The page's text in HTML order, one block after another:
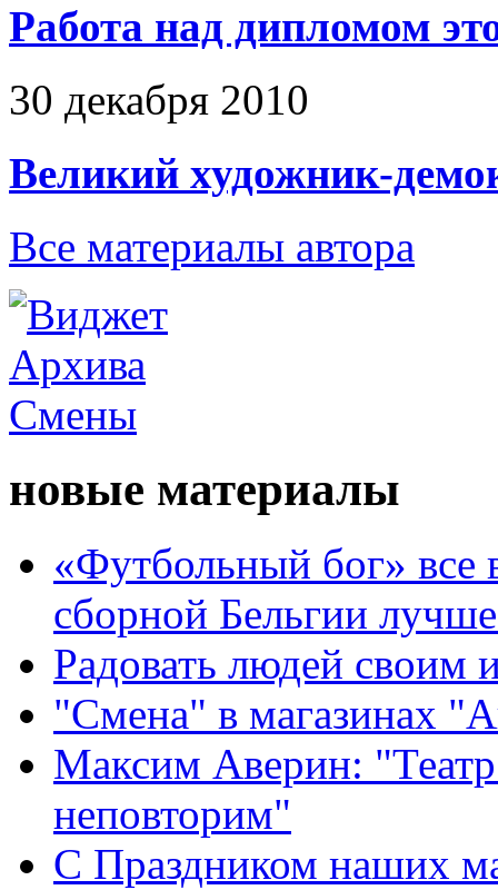
Работа над дипломом
30 декабря 2010
Великий художник-
Все материалы автора
новые материалы
«Футбольный бог» все
сборной Бельгии
Радовать людей своим
"Смена" в магазинах
Максим Аверин:
неповторим"
С Праздником наших